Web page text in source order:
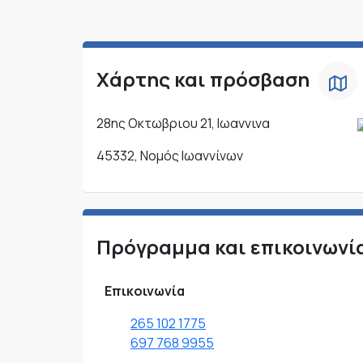
Χάρτης και πρόσβαση
28ης Οκτωβριου 21, Ιωαννινα
45332, Νομός Ιωαννίνων
Πρόγραμμα και
Επικοινωνία
265 102 1775
697 768 9955